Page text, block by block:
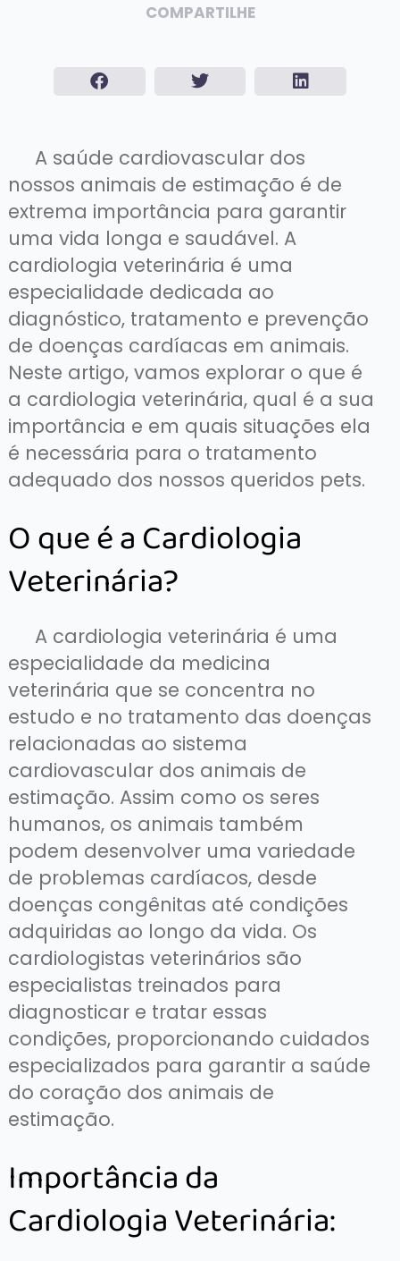
COMPARTILHE
A saúde cardiovascular dos
nossos animais de estimação é de
extrema importância para garantir
uma vida longa e saudável. A
cardiologia veterinária é uma
especialidade dedicada ao
diagnóstico, tratamento e prevenção
de doenças cardíacas em animais.
Neste artigo, vamos explorar o que é
a cardiologia veterinária, qual é a sua
importância e em quais situações ela
é necessária para o tratamento
adequado dos nossos queridos pets.
O que é a Cardiologia
Veterinária?
A cardiologia veterinária é uma
especialidade da medicina
veterinária que se concentra no
estudo e no tratamento das doenças
relacionadas ao sistema
cardiovascular dos animais de
estimação. Assim como os seres
humanos, os animais também
podem desenvolver uma variedade
de problemas cardíacos, desde
doenças congênitas até condições
adquiridas ao longo da vida. Os
cardiologistas veterinários são
especialistas treinados para
diagnosticar e tratar essas
condições, proporcionando cuidados
especializados para garantir a saúde
do coração dos animais de
estimação.
Importância da
Cardiologia Veterinária: